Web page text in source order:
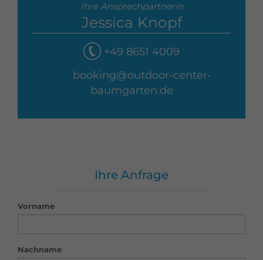
Ihre Ansprechpartnerin
Jessica Knopf
+49 8651 4009
booking@outdoor-center-
baumgarten.de
Ihre Anfrage
Vorname
Nachname